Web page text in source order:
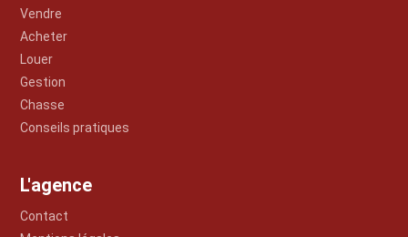
Vendre
Acheter
Louer
Gestion
Chasse
Conseils pratiques
L'agence
Contact